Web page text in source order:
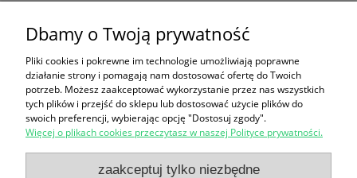
The Penguin Companion to European literature
do koszyka
Dbamy o Twoją prywatność
Pliki cookies i pokrewne im technologie umożliwiają poprawne
działanie strony i pomagają nam dostosować ofertę do Twoich
potrzeb. Możesz zaakceptować wykorzystanie przez nas wszystkich
tych plików i przejść do sklepu lub dostosować użycie plików do
swoich preferencji, wybierając opcję "Dostosuj zgody".
Więcej o plikach cookies przeczytasz w naszej Polityce prywatności.
zaakceptuj tylko niezbędne